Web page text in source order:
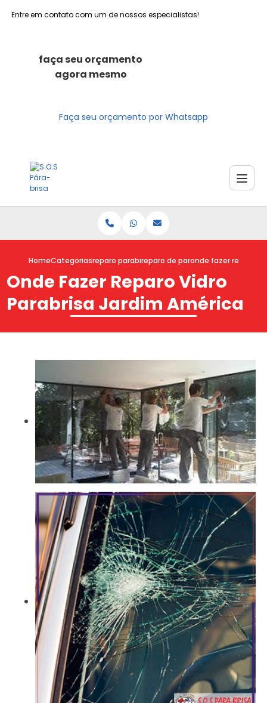
Entre em contato com um de nossos especialistas!
faça seu orçamento
agora mesmo
Faça seu orçamento por Whatsapp
HomeCategoriasreparo parabrisasreparo de parabrisa trincado
onde fazer reparo
Onde Fazer Reparo Vidro
Parabrisa Jardim América